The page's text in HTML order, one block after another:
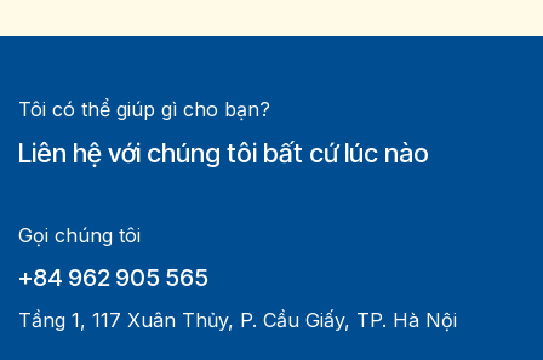
Tôi có thể giúp gì cho bạn?
Liên hệ với chúng tôi bất cứ lúc nào
Gọi chúng tôi
+84 962 905 565
Tầng 1, 117 Xuân Thủy, P. Cầu Giấy, TP. Hà Nội